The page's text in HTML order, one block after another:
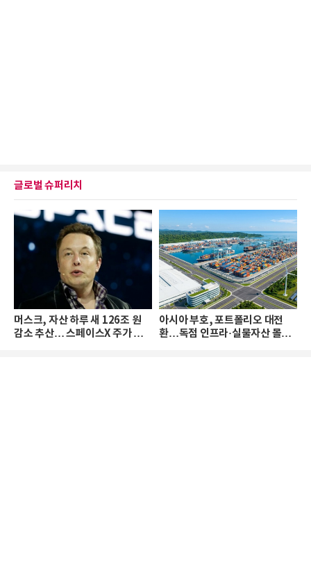
글로벌 슈퍼리치
머스크, 자산 하루 새 126조 원
감소 추산… 스페이스X 주가 하
아시아 부호, 포트폴리오 대전
환…독점 인프라·실물자산 몰린